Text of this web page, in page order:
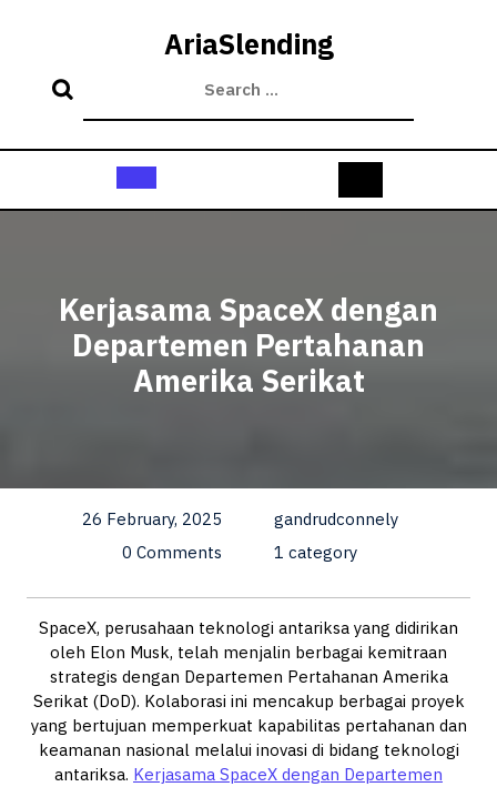
AriaSlending
Open
Kerjasama SpaceX dengan
Departemen Pertahanan
Amerika Serikat
26 February, 2025
gandrudconnely
0 Comments
1 category
SpaceX, perusahaan teknologi antariksa yang didirikan
oleh Elon Musk, telah menjalin berbagai kemitraan
strategis dengan Departemen Pertahanan Amerika
Serikat (DoD). Kolaborasi ini mencakup berbagai proyek
yang bertujuan memperkuat kapabilitas pertahanan dan
keamanan nasional melalui inovasi di bidang teknologi
antariksa. Kerjasama SpaceX dengan Departemen